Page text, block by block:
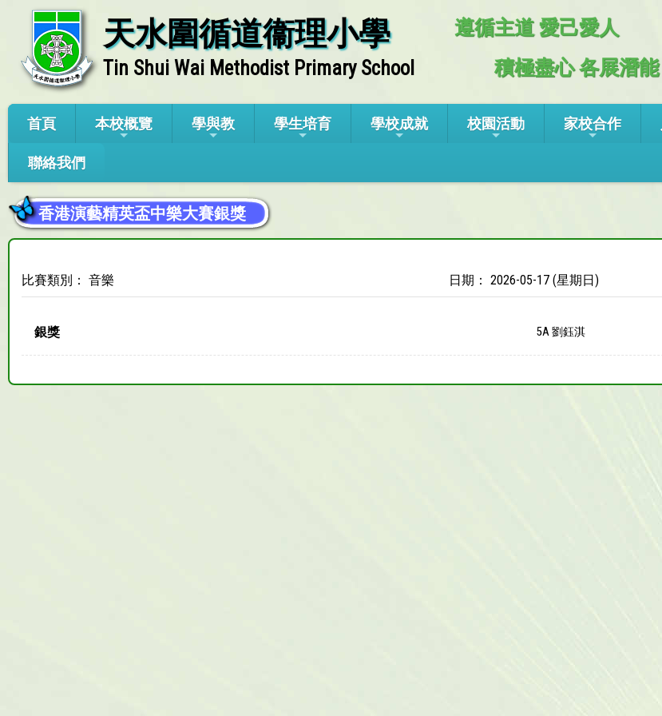
天水圍循道衞理小學
Tin Shui Wai Methodist Primary School
遵循主道 愛己愛人
積極盡心 各展潛能
首頁 本校概覽 學與教 學生培育 學校成就 校園活動 家校合作
聯絡我們
香港演藝精英盃中樂大賽銀獎
比賽類別： 音樂 日期： 2026-05-17 (星期日)
銀獎 5A 劉鈺淇